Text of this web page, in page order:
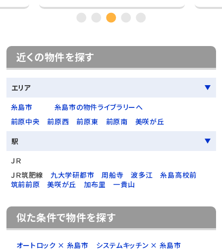
近くの物件を探す
エリア
糸島市
糸島市の物件ライブラリーへ
前原中央
前原西 前原東 前原南
美咲が丘
駅
ＪＲ
ＪＲ筑肥線
九大学研都市 周船寺 波多江
糸島高校前
筑前前原
美咲が丘 加布里 一貴山
似た条件で物件を探す
オートロック × 糸島市
システムキッチン × 糸島市